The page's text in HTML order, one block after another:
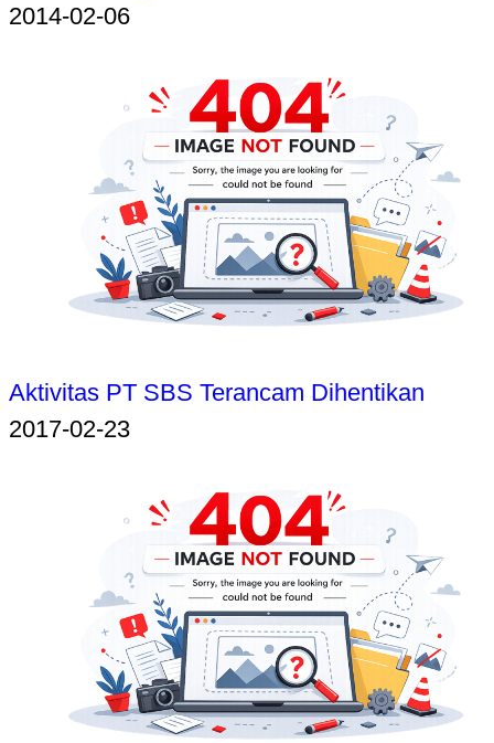
2014-02-06
Aktivitas PT SBS Terancam Dihentikan
2017-02-23